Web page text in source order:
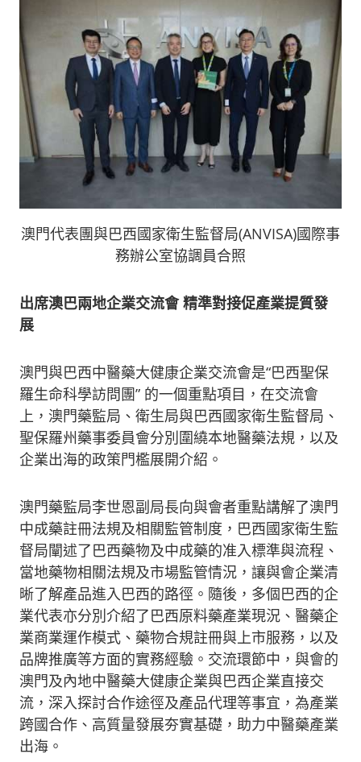
澳門代表團與巴西國家衛生監督局(ANVISA)國際事
務辦公室協調員合照
出席澳巴兩地企業交流會 精準對接促產業提質發
展
澳門與巴西中醫藥大健康企業交流會是“巴西聖保
羅生命科學訪問團” 的一個重點項目，在交流會
上，澳門藥監局、衛生局與巴西國家衛生監督局、
聖保羅州藥事委員會分別圍繞本地醫藥法規，以及
企業出海的政策門檻展開介紹。
澳門藥監局李世恩副局長向與會者重點講解了澳門
中成藥註冊法規及相關監管制度，巴西國家衛生監
督局闡述了巴西藥物及中成藥的准入標準與流程、
當地藥物相關法規及市場監管情況，讓與會企業清
晰了解產品進入巴西的路徑。隨後，多個巴西的企
業代表亦分別介紹了巴西原料藥產業現況、醫藥企
業商業運作模式、藥物合規註冊與上市服務，以及
品牌推廣等方面的實務經驗。交流環節中，與會的
澳門及內地中醫藥大健康企業與巴西企業直接交
流，深入探討合作途徑及產品代理等事宜，為產業
跨國合作、高質量發展夯實基礎，助力中醫藥產業
出海。